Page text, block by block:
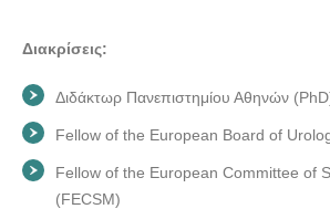
Διακρίσεις:
Διδάκτωρ Πανεπιστημίου Αθηνών
Fellow of the European Board of
Fellow of the European Committee of
(FECSM)